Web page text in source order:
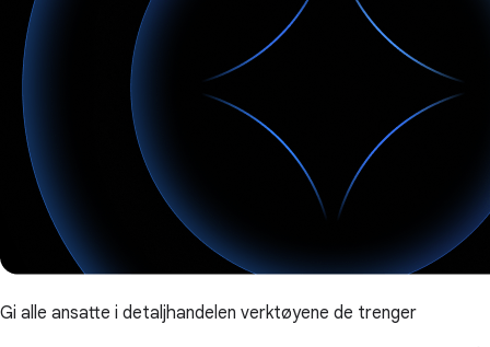
Gi alle ansatte i detaljhandelen verktøyene de trenger